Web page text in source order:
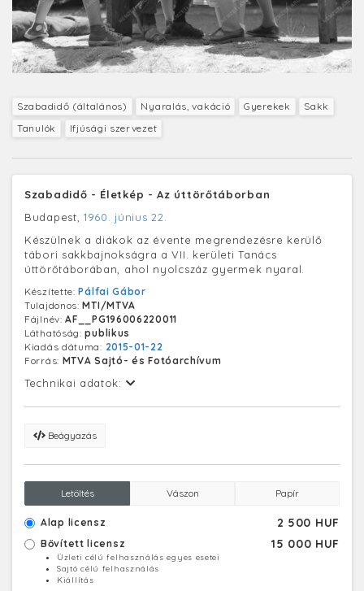
Szabadidő (általános) Nyaralás, vakáció Gyerekek
Sakk
Tanulók
Ifjúsági szervezet
Szabadidő - Életkép - Az úttörőtáborban
Budapest, 1960. június 22.
Készülnek a diákok az évente megrendezésre kerülő
tábori sakkbajnokságra a VII. kerületi Tanács
úttörőtáborában, ahol nyolcszáz gyermek nyaral.
Készítette:Pálfai Gábor
Tulajdonos:MTI/MTVA
Fájlnév:AF__PG196006220011
Láthatóság:publikus
Kiadás dátuma: 2015-01-22
Forrás: MTVA Sajtó- és Fotóarchívum
Technikai adatok:
Beágyazás
Letöltés Vászon Papír
Alap licensz 2 500 HUF
Bővített licensz 15 000 HUF
Üzleti célú felhasználás egyes esetei
Sajtó célú felhasználás
Kiállítás